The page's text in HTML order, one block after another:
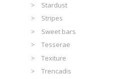
Stardust
Stripes
Sweet bars
Tesserae
Texiture
Trencadis